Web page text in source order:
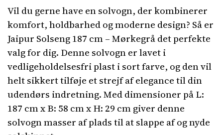
Vil du gerne have en solvogn, der kombinerer
komfort, holdbarhed og moderne design? Så er
Jaipur Solseng 187 cm – Mørkegrå det perfekte
valg for dig. Denne solvogn er lavet i
vedligeholdelsesfri plast i sort farve, og den vil
helt sikkert tilføje et strejf af elegance til din
udendørs indretning. Med dimensioner på L:
187 cm x B: 58 cm x H: 29 cm giver denne
solvogn masser af plads til at slappe af og nyde